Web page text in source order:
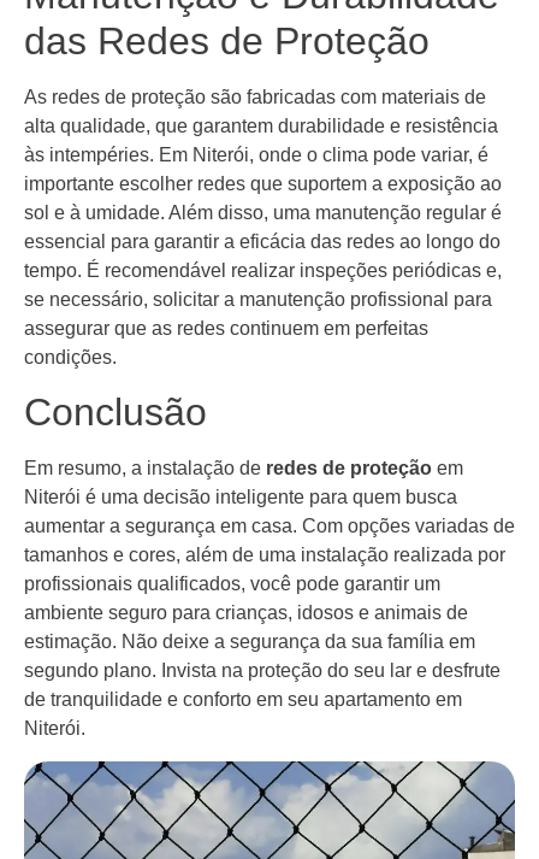
das Redes de Proteção
As redes de proteção são fabricadas com materiais de
alta qualidade, que garantem durabilidade e resistência
às intempéries. Em Niterói, onde o clima pode variar, é
importante escolher redes que suportem a exposição ao
sol e à umidade. Além disso, uma manutenção regular é
essencial para garantir a eficácia das redes ao longo do
tempo. É recomendável realizar inspeções periódicas e,
se necessário, solicitar a manutenção profissional para
assegurar que as redes continuem em perfeitas
condições.
Conclusão
Em resumo, a instalação de redes de proteção em
Niterói é uma decisão inteligente para quem busca
aumentar a segurança em casa. Com opções variadas de
tamanhos e cores, além de uma instalação realizada por
profissionais qualificados, você pode garantir um
ambiente seguro para crianças, idosos e animais de
estimação. Não deixe a segurança da sua família em
segundo plano. Invista na proteção do seu lar e desfrute
de tranquilidade e conforto em seu apartamento em
Niterói.